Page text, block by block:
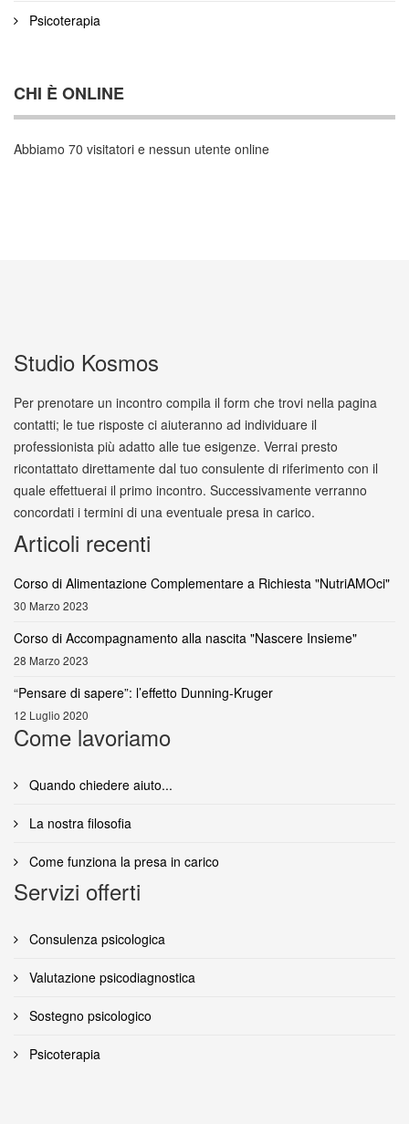
Psicoterapia
CHI È ONLINE
Abbiamo 70 visitatori e nessun utente online
Studio Kosmos
Per prenotare un incontro compila il form che trovi nella pagina
contatti; le tue risposte ci aiuteranno ad individuare il
professionista più adatto alle tue esigenze. Verrai presto
ricontattato direttamente dal tuo consulente di riferimento con il
quale effettuerai il primo incontro. Successivamente verranno
concordati i termini di una eventuale presa in carico.
Articoli recenti
Corso di Alimentazione Complementare a Richiesta "NutriAMOci"
30 Marzo 2023
Corso di Accompagnamento alla nascita "Nascere Insieme"
28 Marzo 2023
“Pensare di sapere”: l’effetto Dunning-Kruger
12 Luglio 2020
Come lavoriamo
Quando chiedere aiuto...
La nostra filosofia
Come funziona la presa in carico
Servizi offerti
Consulenza psicologica
Valutazione psicodiagnostica
Sostegno psicologico
Psicoterapia